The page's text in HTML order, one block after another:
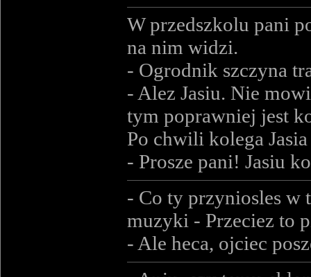
W przedszkolu pani
na nim widzi.
- Ogrodnik szczyna
- Alez Jasiu. Nie
tym poprawniej jest
Po chwili kolega
- Prosze pani! Jasiu
- Co ty przyniosles w
muzyki - Przeciez to
- Ale heca, ojciec